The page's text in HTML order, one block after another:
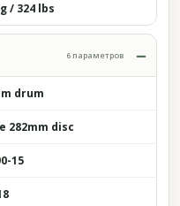
/ 324 lbs
6 параметров
drum
282mm disc
15